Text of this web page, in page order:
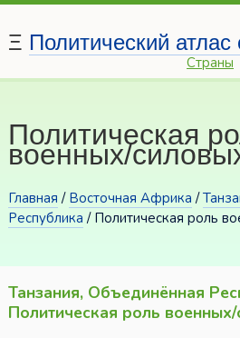
Ξ Политический
Страны
Политическая
военных/
Главная / Восточная Африка /
Республика / Политическая роль
Танзания, Объединённая
Политическая роль военных/